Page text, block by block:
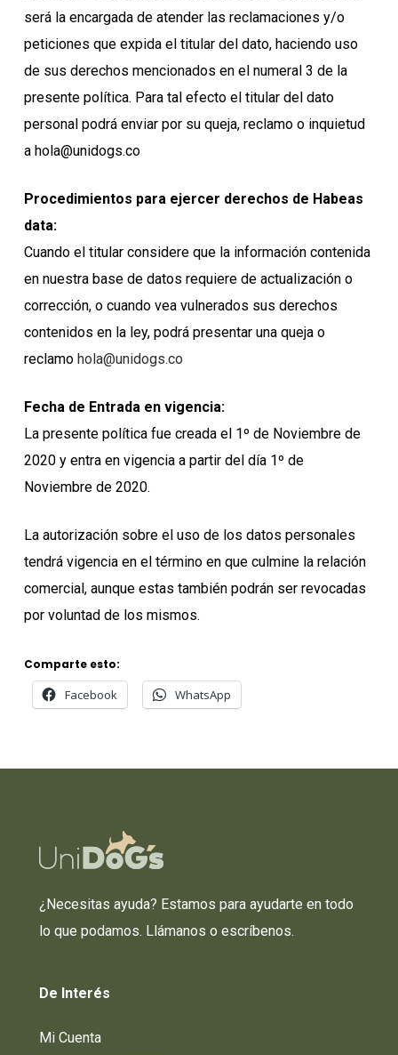
será la encargada de atender las reclamaciones y/o
peticiones que expida el titular del dato, haciendo uso
de sus derechos mencionados en el numeral 3 de la
presente política. Para tal efecto el titular del dato
personal podrá enviar por su queja, reclamo o inquietud
a hola@unidogs.co
Procedimientos para ejercer derechos de Habeas
data:
Cuando el titular considere que la información contenida
en nuestra base de datos requiere de actualización o
corrección, o cuando vea vulnerados sus derechos
contenidos en la ley, podrá presentar una queja o
reclamo hola@unidogs.co
Fecha de Entrada en vigencia:
La presente política fue creada el 1º de Noviembre de
2020 y entra en vigencia a partir del día 1º de
Noviembre de 2020.
La autorización sobre el uso de los datos personales
tendrá vigencia en el término en que culmine la relación
comercial, aunque estas también podrán ser revocadas
por voluntad de los mismos.
Comparte esto:
Facebook WhatsApp
¿Necesitas ayuda? Estamos para ayudarte en todo
lo que podamos. Llámanos o escríbenos.
De Interés
Mi Cuenta